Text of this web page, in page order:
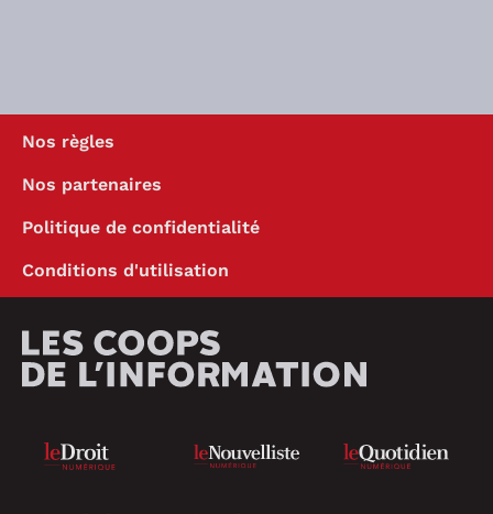
Nos règles
Nos partenaires
Politique de confidentialité
Conditions d'utilisation